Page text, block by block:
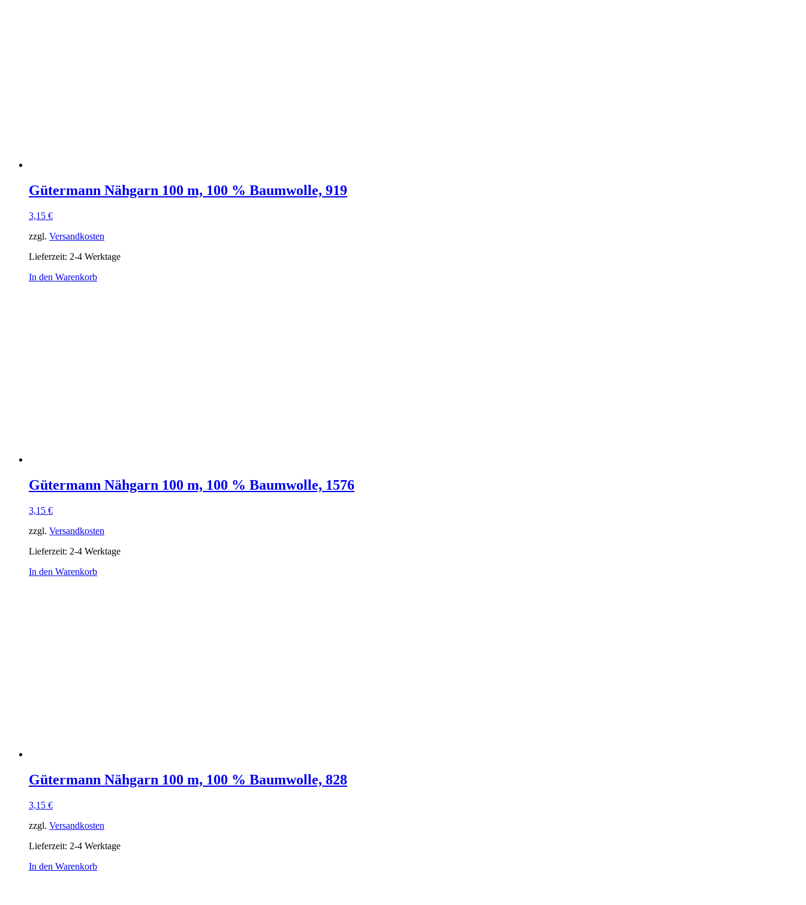
Gütermann Nähgarn 100 m, 100 % Baumwolle, 919
3,15 €
zzgl. Versandkosten
Lieferzeit: 2-4 Werktage
In den Warenkorb
Gütermann Nähgarn 100 m, 100 % Baumwolle, 1576
3,15 €
zzgl. Versandkosten
Lieferzeit: 2-4 Werktage
In den Warenkorb
Gütermann Nähgarn 100 m, 100 % Baumwolle, 828
3,15 €
zzgl. Versandkosten
Lieferzeit: 2-4 Werktage
In den Warenkorb